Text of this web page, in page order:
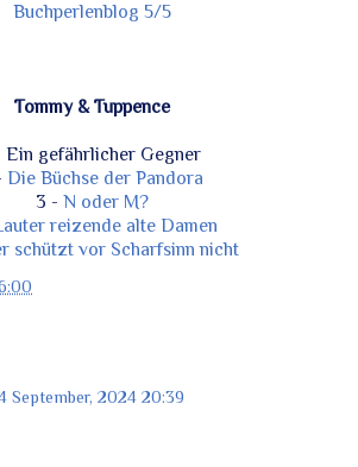
Buchperlenblog 5/5
Tommy & Tuppence
Ein gefährlicher Gegner
Die Büchse der Pandora
3 - N oder M?
reizende alte Damen
schützt vor Scharfsinn nicht
September, 2024 20:39